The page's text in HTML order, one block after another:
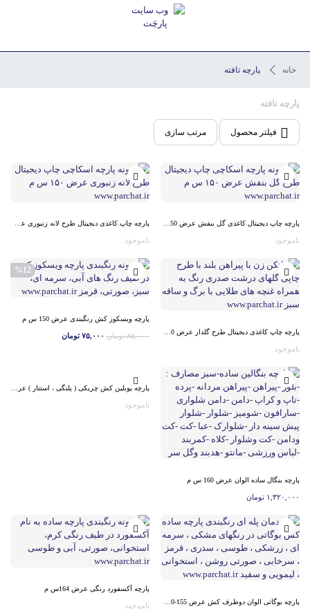
خانه پارچه تافته
پارچه تافته
فیلتر محصول مرتب سازی
ناموجود ناموجود
ناموجود
%12
پارچه ویسکوز کش رنگبندی عرض 150 س م
۸۵,۰۰۰ تومان ۷۵,۰۰۰ تومان
پارچه بنگال ساده الوان عرض 160 س م
۱,۳۲۰,۰۰۰ تومان
ناموجود
پارچه آکسفورد رنگی عرض 164س م
ناموجود